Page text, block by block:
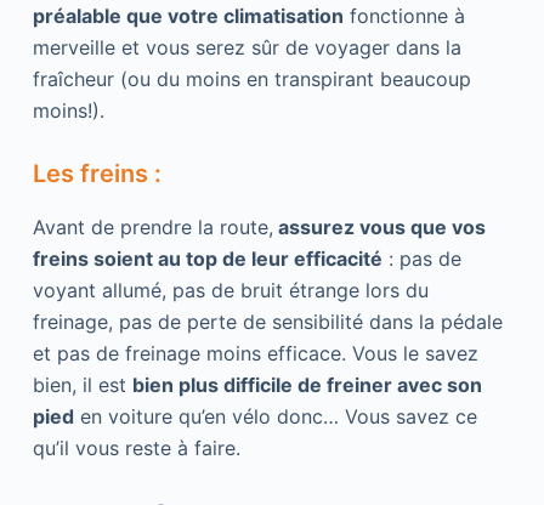
préalable que votre climatisation fonctionne à
merveille et vous serez sûr de voyager dans la
fraîcheur (ou du moins en transpirant beaucoup
moins!).
Les freins :
Avant de prendre la route, assurez vous que vos
freins soient au top de leur efficacité : pas de
voyant allumé, pas de bruit étrange lors du
freinage, pas de perte de sensibilité dans la pédale
et pas de freinage moins efficace. Vous le savez
bien, il est bien plus difficile de freiner avec son
pieden voiture qu’en vélo donc… Vous savez ce
qu’il vous reste à faire.